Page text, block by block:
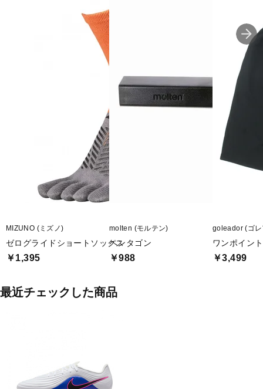
MIZUNO (ミズノ)
ゼログライドショートソックス
￥1,395
molten (モルテン)
ペンタゴン
￥988
goleador (ゴ
ワンポイン
￥3,499
最近チェックした商品